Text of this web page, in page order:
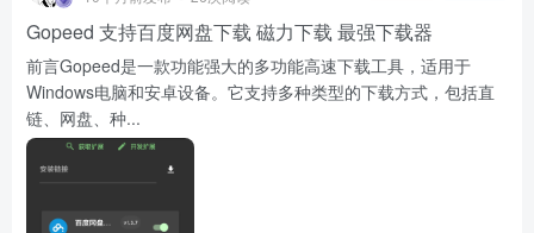
Gopeed 支持百度网盘下载 磁力下载 最强下载器
前言Gopeed是一款功能强大的多功能高速下载工具，适用于
Windows电脑和安卓设备。它支持多种类型的下载方式，包括直
链、网盘、种...